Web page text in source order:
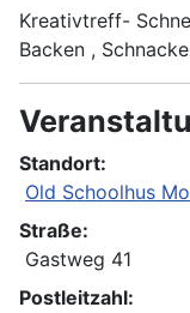
Kreativtreff-
Backen ,
Standort:
Old Schoolhus
Straße:
Gastweg 41
Postleitzahl: